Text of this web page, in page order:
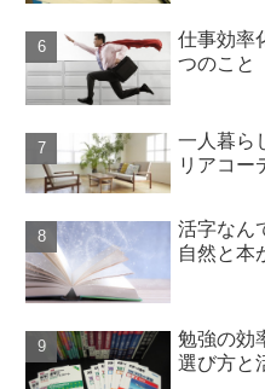
仕事効率
つのこと
一人暮ら
リアコー
活字なん
自然と本
勉強の効
選び方と